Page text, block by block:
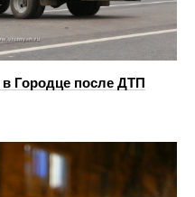
Городце после ДТП